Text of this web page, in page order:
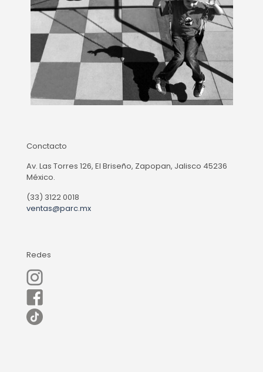
Conctacto
Av. Las Torres 126, El Briseño, Zapopan, Jalisco 45236
México.
(33) 3122 0018
ventas@parc.mx
Redes